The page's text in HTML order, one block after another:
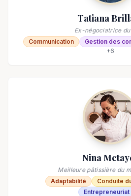
Tatiana
Ex-négociatrice du
Communication
Gestion des
+6
Nina
Meilleure pâtissière du
Adaptabilité
Conduite
Entrepreneuriat